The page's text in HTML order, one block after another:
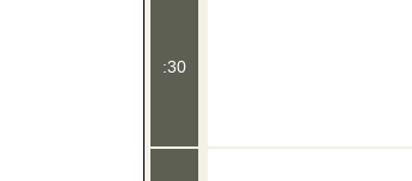
:30